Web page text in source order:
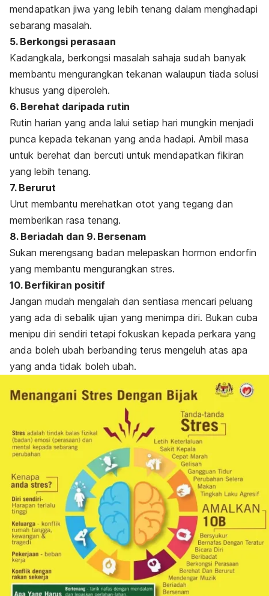
mendapatkan jiwa yang lebih tenang dalam menghadapi
sebarang masalah.
5. Berkongsi perasaan
Kadangkala, berkongsi masalah sahaja sudah banyak
membantu mengurangkan tekanan walaupun tiada solusi
khusus yang diperoleh.
6. Berehat daripada rutin
Rutin harian yang anda lalui setiap hari mungkin menjadi
punca kepada tekanan yang anda hadapi. Ambil masa
untuk berehat dan bercuti untuk mendapatkan fikiran
yang lebih tenang.
7. Berurut
Urut membantu merehatkan otot yang tegang dan
memberikan rasa tenang.
8. Beriadah dan 9. Bersenam
Sukan merengsang badan melepaskan hormon endorfin
yang membantu mengurangkan stres.
10. Berfikiran positif
Jangan mudah mengalah dan sentiasa mencari peluang
yang ada di sebalik ujian yang menimpa diri. Bukan cuba
menipu diri sendiri tetapi fokuskan kepada perkara yang
anda boleh ubah berbanding terus mengeluh atas apa
yang anda tidak boleh ubah.